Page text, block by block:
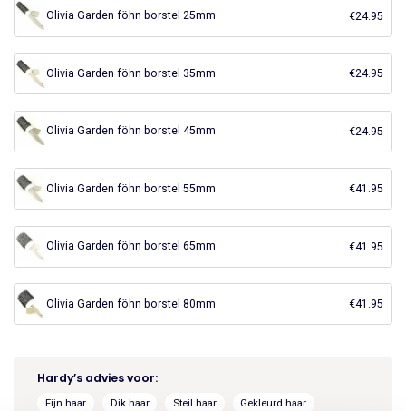
Olivia Garden föhn borstel 25mm €24.95
Olivia Garden föhn borstel 35mm €24.95
Olivia Garden föhn borstel 45mm €24.95
Olivia Garden föhn borstel 55mm €41.95
Olivia Garden föhn borstel 65mm €41.95
Olivia Garden föhn borstel 80mm €41.95
Hardy’s advies voor:
Fijn haar Dik haar Steil haar Gekleurd haar